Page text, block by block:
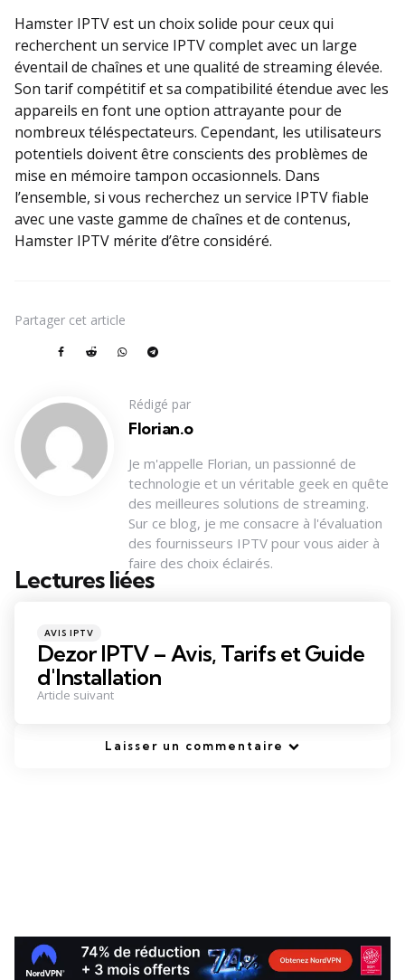
Hamster IPTV est un choix solide pour ceux qui
recherchent un service IPTV complet avec un large
éventail de chaînes et une qualité de streaming élevée.
Son tarif compétitif et sa compatibilité étendue avec les
appareils en font une option attrayante pour de
nombreux téléspectateurs. Cependant, les utilisateurs
potentiels doivent être conscients des problèmes de
mise en mémoire tampon occasionnels. Dans
l’ensemble, si vous recherchez un service IPTV fiable
avec une vaste gamme de chaînes et de contenus,
Hamster IPTV mérite d’être considéré.
Partager cet article
Rédigé par
Florian.o
Je m'appelle Florian, un passionné de
technologie et un véritable geek en quête
des meilleures solutions de streaming.
Sur ce blog, je me consacre à l'évaluation
des fournisseurs IPTV pour vous aider à
faire des choix éclairés.
Lectures liées
Post
Posted
in
AVIS IPTV
Dezor IPTV – Avis, Tarifs et Guide
d'Installation
Article suivant
Laisser un commentaire